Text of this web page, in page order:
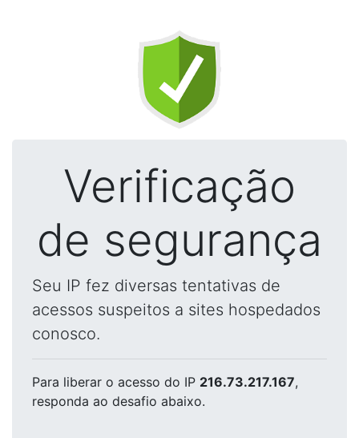
Verificação
de segurança
Seu IP fez diversas tentativas de
acessos suspeitos a sites hospedados
conosco.
Para liberar o acesso do IP 216.73.217.167,
responda ao desafio abaixo.